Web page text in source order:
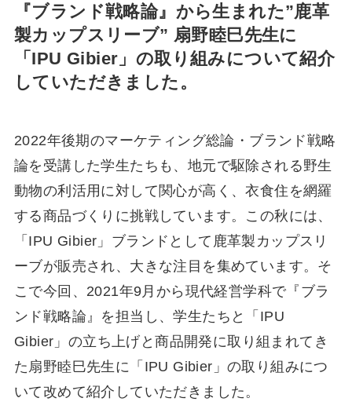
『ブランド戦略論』から生まれた”⿅⾰
製カップスリーブ” 扇野睦⺒先⽣に
「IPU Gibier」の取り組みについて紹介
していただきました。
2022年後期のマーケティング総論・ブランド戦略
論を受講した学生たちも、地元で駆除される野生
動物の利活用に対して関心が高く、衣食住を網羅
する商品づくりに挑戦しています。この秋には、
「IPU Gibier」ブランドとして⿅⾰製カップスリ
ーブが販売され、⼤きな注⽬を集めています。そ
こで今回、2021年9⽉から現代経営学科で『ブラ
ンド戦略論』を担当し、学⽣たちと「IPU
Gibier」の⽴ち上げと商品開発に取り組まれてき
た扇野睦⺒先⽣に「IPU Gibier」の取り組みにつ
いて改めて紹介していただきました。